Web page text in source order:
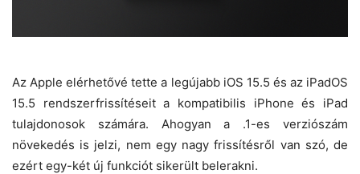
Az Apple elérhetővé tette a legújabb iOS 15.5 és az iPadOS
15.5 rendszerfrissítéseit a kompatibilis iPhone és iPad
tulajdonosok számára. Ahogyan a .1-es verziószám
növekedés is jelzi, nem egy nagy frissítésről van szó, de
ezért egy-két új funkciót sikerült belerakni.